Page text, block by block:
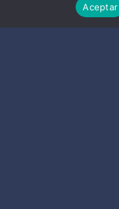
Aceptar